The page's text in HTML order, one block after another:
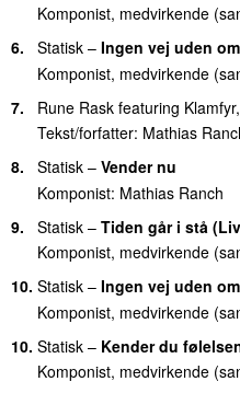
Komponist, medvirkende
6.
Statisk – Ingen vej uden om
Komponist, medvirkende
7.
Rune Rask featuring Klamfyr,
Tekst/forfatter: Mathias
8.
Statisk – Vender nu
Komponist: Mathias Ranch
9.
Statisk – Tiden går i stå
Komponist, medvirkende
10. Statisk – Ingen vej uden
Komponist, medvirkende
10. Statisk – Kender du
Komponist, medvirkende